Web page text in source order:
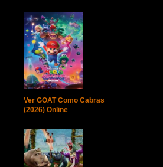
Ver GOAT Como Cabras
(2026) Online